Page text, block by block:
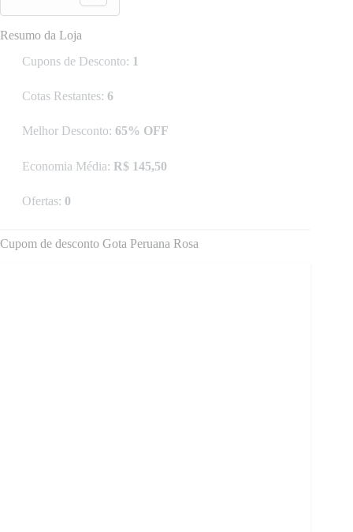
Resumo da Loja
Cupons de Desconto: 1
Cotas Restantes: 6
Melhor Desconto: 65% OFF
Economia Média: R$ 145,50
Ofertas: 0
Cupom de desconto Gota Peruana Rosa